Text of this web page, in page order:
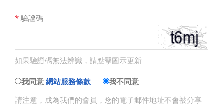
* 驗證碼
如果驗證碼無法辨識，請點擊圖示更新
我同意 網站服務條款
我不同意
請注意，成為我們的會員，您的電子郵件地址不會被分享